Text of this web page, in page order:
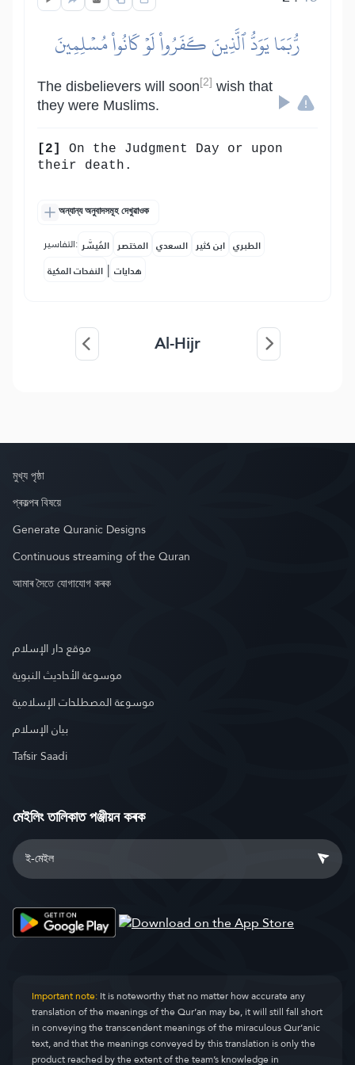
رُّبَمَا يَوَدُّ ٱلَّذِينَ كَفَرُواْ لَوۡ كَانُواْ مُسۡلِمِينَ
The disbelievers will soon [2] wish that
they were Muslims.
[2]
On the Judgment Day or upon
their death.
অন্যান্য অনুবাদসমূহ দেখুৱাওক
التفاسير: المُيسَّر المختصر السعدي ابن كثير الطبري
النفحات المكية | هدايات
Al-Hijr
মুখ্য পৃষ্ঠা
প্ৰকল্পৰ বিষয়ে
Generate Quranic Designs
Continuous streaming of the Quran
আমাৰ সৈতে যোগাযোগ কৰক
موقع دار الإسلام
موسوعة الأحاديث النبوية
موسوعة المصطلحات الإسلامية
بيان الإسلام
Tafsir Saadi
মেইলিং তালিকাত পঞ্জীয়ন কৰক
Important note:It is noteworthy that no matter how accurate any
translation of the meanings of the Qur’an may be, it will still fall short
in conveying the transcendent meanings of the miraculous Qur’anic
text, and that the meanings conveyed by this translation is only the
product reached by the extent of the team’s knowledge in